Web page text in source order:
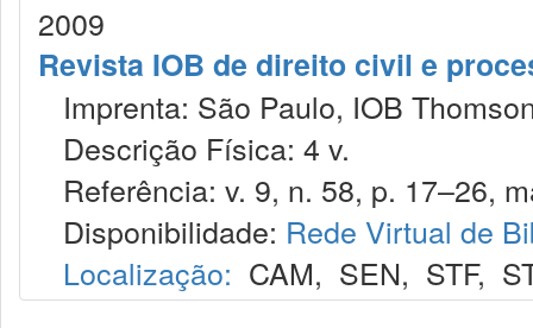
2009
Revista IOB de direito civil e
Imprenta: São Paulo, IOB
Descrição Física: 4 v.
Referência: v. 9, n. 58, p. 17–26,
Disponibilidade: Rede Virtual de
Localização: CAM, SEN, STF,